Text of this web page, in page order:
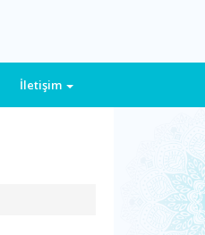
İletişim